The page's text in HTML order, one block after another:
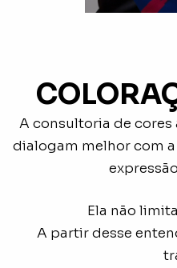
A consultoria de
dialogam melhor com
Ela não
A partir desse